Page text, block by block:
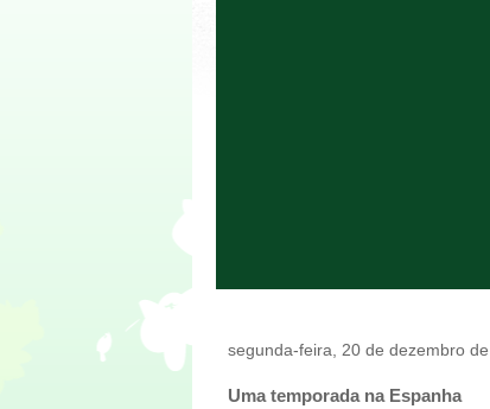
segunda-feira, 20 de dezembro de
Uma temporada na Espanha